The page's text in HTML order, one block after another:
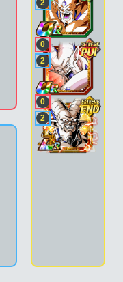
2
0
2
0
2